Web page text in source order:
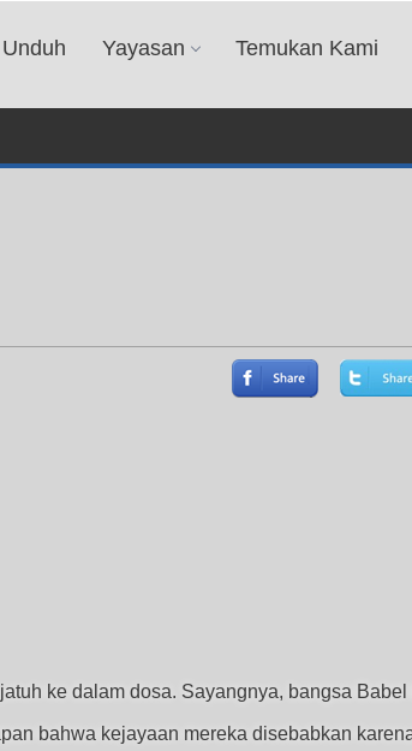
Unduh Yayasan Temukan Kami
ke dalam dosa. Sayangnya, bangsa
bahwa kejayaan mereka disebabkan